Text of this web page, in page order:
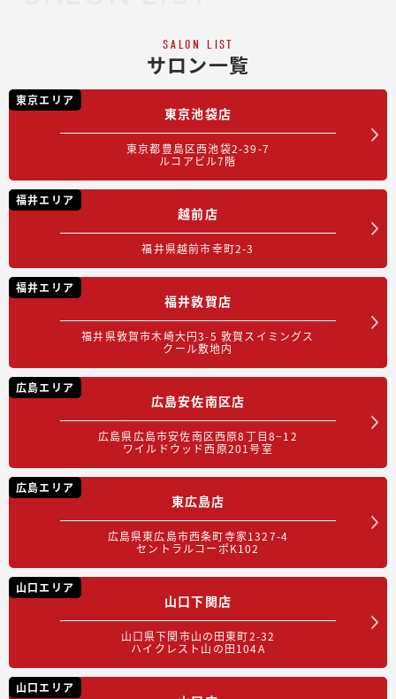
SALON LIST
サロン一覧
東京エリア
東京池袋店
東京都豊島区西池袋2-39-7
ルコアビル7階
福井エリア
越前店
福井県越前市幸町2-3
福井エリア
福井敦賀店
福井県敦賀市木崎大円3-5 敦賀スイミングス
クール敷地内
広島エリア
広島安佐南区店
広島県広島市安佐南区西原8丁目8−12
ワイルドウッド西原201号室
広島エリア
東広島店
広島県東広島市西条町寺家1327-4
セントラルコーポK102
山口エリア
山口下関店
山口県下関市山の田東町2-32
ハイクレスト山の田104A
山口エリア